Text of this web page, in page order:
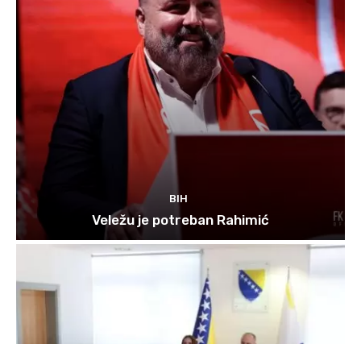
BIH
Veležu je potreban Rahimić